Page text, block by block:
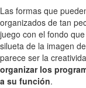
Las formas que
organizados de tan
juego con el fondo
silueta de la imagen
parece ser la
organizar los
a su función.